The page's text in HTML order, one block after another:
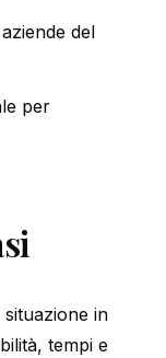
del
per
in
tempi e